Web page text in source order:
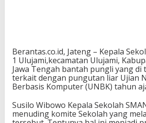
Berantas.co.id, Jateng – Kepala
1 Ulujami,kecamatan Ulujami,
Jawa Tengah bantah pungli yang di
terkait dengan pungutan liar Ujian
Berbasis Komputer (UNBK) tahun
Susilo Wibowo Kepala Sekolah
menuding komite Sekolah yang